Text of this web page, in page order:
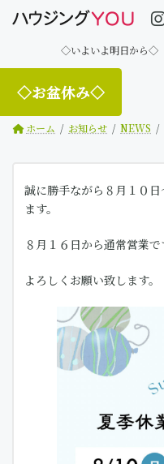
ツ
キ
シ
に
◇いよいよ明日から◇ ◇
◇お盆休み◇
ホーム お知らせ NEWS
誠に勝手ながら８月１０
ます。
８月１６日から通常営業で
よろしくお願い致します。